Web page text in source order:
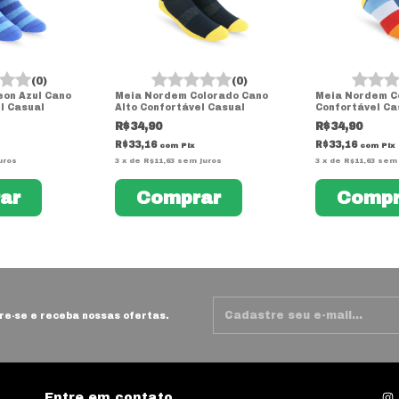
(0)
Azul Cano
Casual
(0)
Meia Nordem Colorado Cano
Alto Confortável Casual
R$34,90
R$33,16 com Pix
3 x de R$11,63 sem juros
Meia Nordem
Confortável
R$34,90
R$33,16 com Pix
3 x de R$11,63 sem
se e receba nossas ofertas.